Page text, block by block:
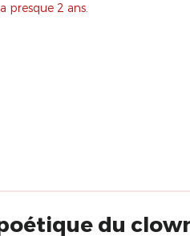
presque 2 ans.
du